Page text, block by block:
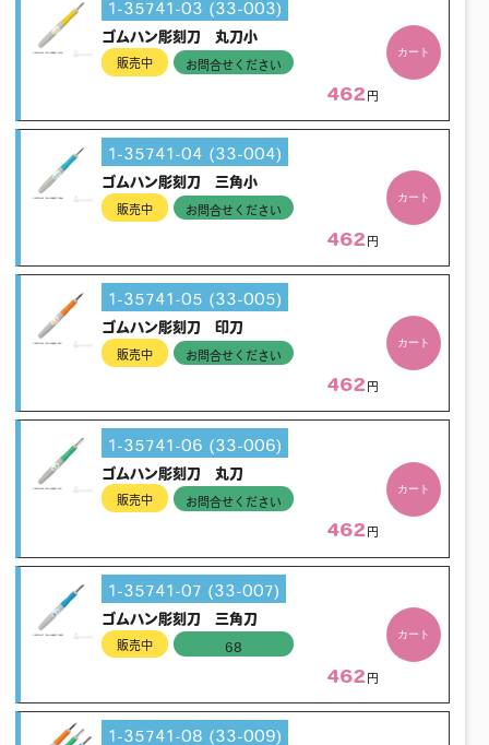
1-35741-03 (33-003)
ゴムハン彫刻刀 丸刀小
販売中 お問合せください
462 円
カート
1-35741-04 (33-004)
ゴムハン彫刻刀 三角小
販売中 お問合せください
462 円
カート
1-35741-05 (33-005)
ゴムハン彫刻刀 印刀
販売中 お問合せください
462 円
カート
1-35741-06 (33-006)
ゴムハン彫刻刀 丸刀
販売中 お問合せください
462 円
カート
1-35741-07 (33-007)
ゴムハン彫刻刀 三角刀
販売中 68
462 円
カート
1-35741-08 (33-009)